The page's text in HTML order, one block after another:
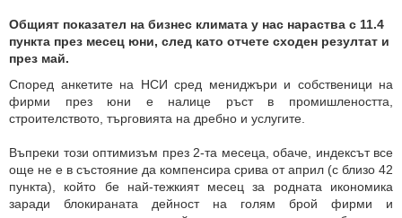
Общият показател на бизнес климата у нас нараства с 11.4
пункта през месец юни, след като отчете сходен резултат и
през май.
Според анкетите на НСИ сред мениджъри и собственици на
фирми през юни е налице ръст в промишлеността,
строителството, търговията на дребно и услугите.
Въпреки този оптимизъм през 2-та месеца, обаче, индексът все
още не е в състояние да компенсира срива от април (с близо 42
пункта), който бе най-тежкият месец за родната икономика
заради блокираната дейност на голям брой фирми и